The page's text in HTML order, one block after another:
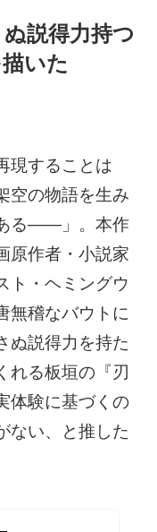
説得力持つ
いた
現することは
の物語を生み
る――」。本作
原作者・小説家
ト・ヘミングウ
無稽なバウトに
ぬ説得力を持た
れる板垣の『刃
体験に基づくの
ない、と推した